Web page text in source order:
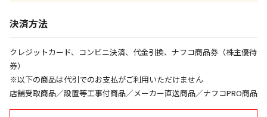
お見積商品です。金額・施工日はお打ち合わせの上、
決定となります。
決済方法
クレジットカード、コンビニ決済、代金引換、ナフコ商品券（株主優待
券）
※以下の商品は代引でのお支払がご利用いただけません
店舗受取商品／設置等工事付商品／メーカー直送商品／ナフコPRO商品